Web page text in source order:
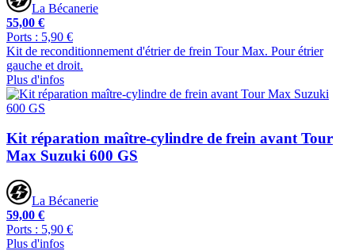
La Bécanerie
55,00 €
Ports : 5,90 €
Kit de reconditionnement d'étrier de frein Tour Max. Pour étrier
gauche et droit.
Plus d'infos
Kit réparation maître-cylindre de frein avant Tour
Max Suzuki 600 GS
La Bécanerie
59,00 €
Ports : 5,90 €
Plus d'infos